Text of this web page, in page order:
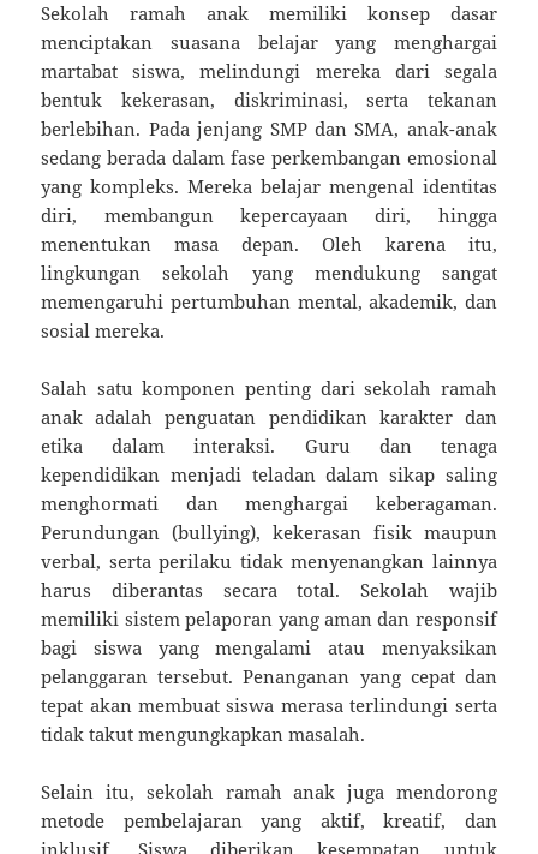
Sekolah ramah anak memiliki konsep dasar
menciptakan suasana belajar yang menghargai
martabat siswa, melindungi mereka dari segala
bentuk kekerasan, diskriminasi, serta tekanan
berlebihan. Pada jenjang SMP dan SMA, anak-anak
sedang berada dalam fase perkembangan emosional
yang kompleks. Mereka belajar mengenal identitas
diri, membangun kepercayaan diri, hingga
menentukan masa depan. Oleh karena itu,
lingkungan sekolah yang mendukung sangat
memengaruhi pertumbuhan mental, akademik, dan
sosial mereka.
Salah satu komponen penting dari sekolah ramah
anak adalah penguatan pendidikan karakter dan
etika dalam interaksi. Guru dan tenaga
kependidikan menjadi teladan dalam sikap saling
menghormati dan menghargai keberagaman.
Perundungan (bullying), kekerasan fisik maupun
verbal, serta perilaku tidak menyenangkan lainnya
harus diberantas secara total. Sekolah wajib
memiliki sistem pelaporan yang aman dan responsif
bagi siswa yang mengalami atau menyaksikan
pelanggaran tersebut. Penanganan yang cepat dan
tepat akan membuat siswa merasa terlindungi serta
tidak takut mengungkapkan masalah.
Selain itu, sekolah ramah anak juga mendorong
metode pembelajaran yang aktif, kreatif, dan